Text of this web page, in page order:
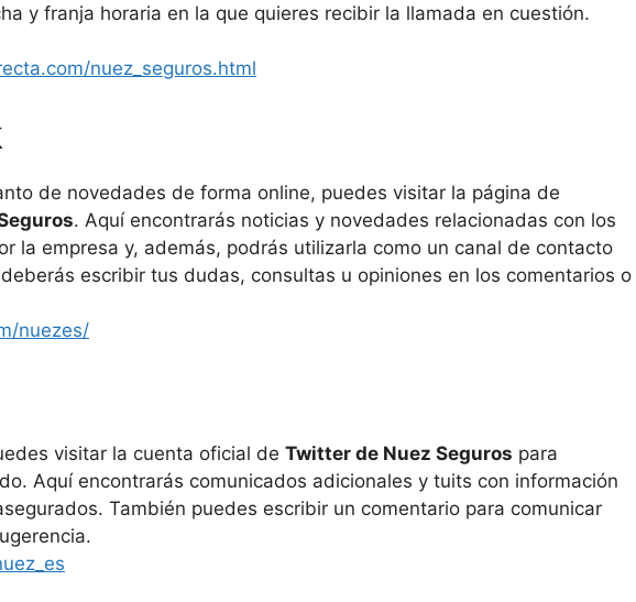
y franja horaria en la que quieres recibir la llamada en cuestión.
nuez_seguros.html
de novedades de forma online, puedes visitar la página de
. Aquí encontrarás noticias y novedades relacionadas con los
la empresa y, además, podrás utilizarla como un canal de contacto
escribir tus dudas, consultas u opiniones en los comentarios o
nuezes/
visitar la cuenta oficial de Twitter de Nuez Seguros para
Aquí encontrarás comunicados adicionales y tuits con información
También puedes escribir un comentario para comunicar